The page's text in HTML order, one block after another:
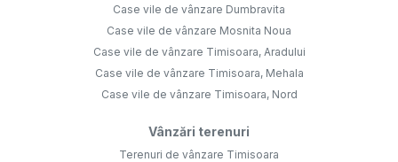
Case vile de vânzare Dumbravita
Case vile de vânzare Mosnita Noua
Case vile de vânzare Timisoara, Aradului
Case vile de vânzare Timisoara, Mehala
Case vile de vânzare Timisoara, Nord
Vânzări terenuri
Terenuri de vânzare Timisoara